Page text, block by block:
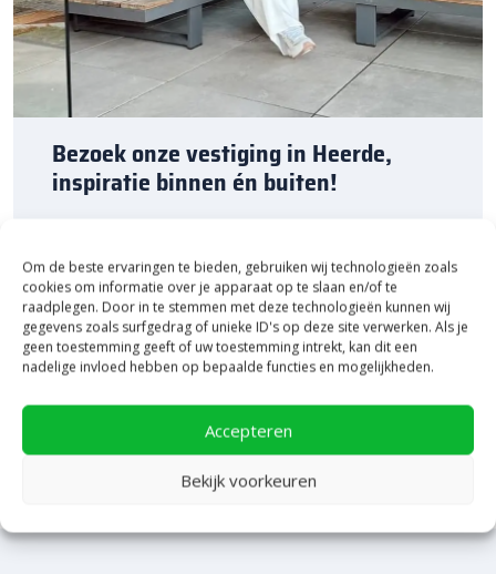
Om de beste ervaringen te bieden, gebruiken wij technologieën zoals
cookies om informatie over je apparaat op te slaan en/of te
raadplegen. Door in te stemmen met deze technologieën kunnen wij
gegevens zoals surfgedrag of unieke ID's op deze site verwerken. Als je
geen toestemming geeft of uw toestemming intrekt, kan dit een
nadelige invloed hebben op bepaalde functies en mogelijkheden.
Accepteren
Bekijk voorkeuren
Bezoek onze vestiging in Heerde,
inspiratie binnen én buiten!
bestratingstrends, zie je materialen in het echt en krijg
je, als je dat wilt, specialistisch advies van ons team.
Een rondje samen en de ideeën stromen vanzelf
binnen!